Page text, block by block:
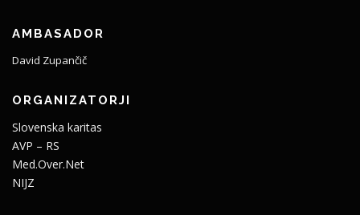
AMBASADOR
David Zupančič
ORGANIZATORJI
Slovenska karitas
AVP – RS
Med.Over.Net
NIJZ